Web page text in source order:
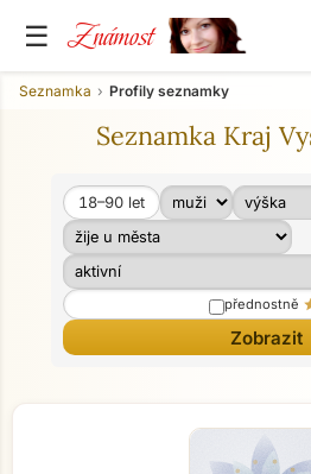
☰ Známost
Seznamka Profily seznamky
Seznamka Kraj
Věk od
Věk do
18–90 let
přednostně